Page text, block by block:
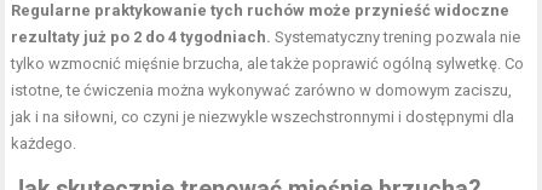
Regularne praktykowanie tych ruchów może przynieść widoczne
rezultaty już po 2 do 4 tygodniach. Systematyczny trening pozwala nie
tylko wzmocnić mięśnie brzucha, ale także poprawić ogólną sylwetkę. Co
istotne, te ćwiczenia można wykonywać zarówno w domowym zaciszu,
jak i na siłowni, co czyni je niezwykle wszechstronnymi i dostępnymi dla
każdego.